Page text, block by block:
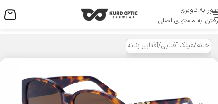
عبور به ناوبری
رفتن به محتوای اصلی
منو
خانه/عینک آفتابی/آفتابی زنانه